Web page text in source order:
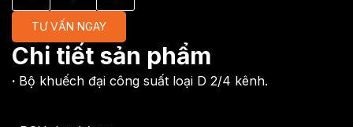
TƯ VẤN NGAY
Chi tiết sản phẩm
· Bộ khuếch đại công suất loại D 2/4 kênh.